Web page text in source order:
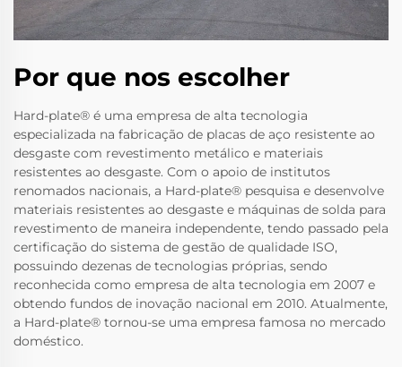
Por que nos escolher
Hard-plate® é uma empresa de alta tecnologia
especializada na fabricação de placas de aço resistente ao
desgaste com revestimento metálico e materiais
resistentes ao desgaste. Com o apoio de institutos
renomados nacionais, a Hard-plate® pesquisa e desenvolve
materiais resistentes ao desgaste e máquinas de solda para
revestimento de maneira independente, tendo passado pela
certificação do sistema de gestão de qualidade ISO,
possuindo dezenas de tecnologias próprias, sendo
reconhecida como empresa de alta tecnologia em 2007 e
obtendo fundos de inovação nacional em 2010. Atualmente,
a Hard-plate® tornou-se uma empresa famosa no mercado
doméstico.